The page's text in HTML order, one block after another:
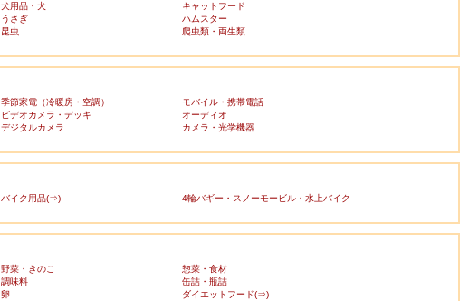
犬用品・犬
キャットフード
うさぎ
ハムスター
昆虫
爬虫類・両生類
季節家電（冷暖房・空調）
モバイル・携帯電話
ビデオカメラ・デッキ
オーディオ
デジタルカメラ
カメラ・光学機器
バイク用品(⇒)
4輪バギー・スノーモービル・水上バイク
野菜・きのこ
惣菜・食材
調味料
缶詰・瓶詰
卵
ダイエットフード(⇒)